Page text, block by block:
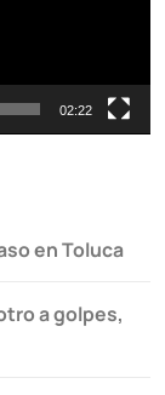
02:22
en Toluca
a golpes,